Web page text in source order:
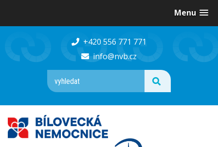
Menu
+420 556 771 771
info@nvb.cz